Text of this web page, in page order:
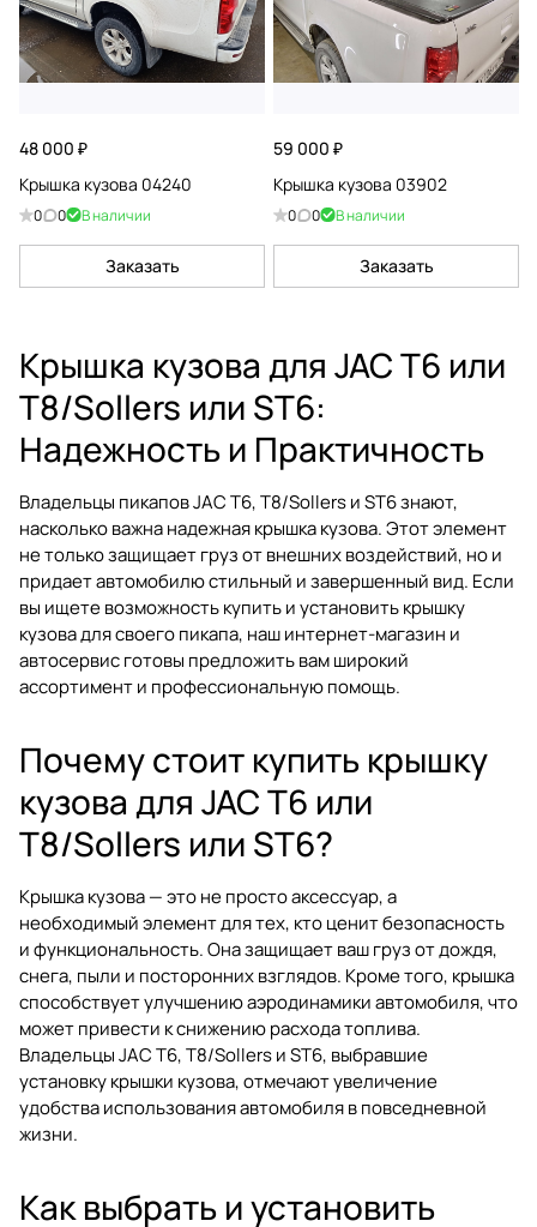
48 000 ₽
Крышка кузова 04240
0 0 В наличии
Заказать
59 000 ₽
Крышка кузова 03902
0 0 В наличии
Заказать
Крышка кузова для JAC T6 или
T8/Sollers или ST6:
Надежность и Практичность
Владельцы пикапов JAC T6, T8/Sollers и ST6 знают,
насколько важна надежная крышка кузова. Этот элемент
не только защищает груз от внешних воздействий, но и
придает автомобилю стильный и завершенный вид. Если
вы ищете возможность купить и установить крышку
кузова для своего пикапа, наш интернет-магазин и
автосервис готовы предложить вам широкий
ассортимент и профессиональную помощь.
Почему стоит купить крышку
кузова для JAC T6 или
T8/Sollers или ST6?
Крышка кузова — это не просто аксессуар, а
необходимый элемент для тех, кто ценит безопасность
и функциональность. Она защищает ваш груз от дождя,
снега, пыли и посторонних взглядов. Кроме того, крышка
способствует улучшению аэродинамики автомобиля, что
может привести к снижению расхода топлива.
Владельцы JAC T6, T8/Sollers и ST6, выбравшие
установку крышки кузова, отмечают увеличение
удобства использования автомобиля в повседневной
жизни.
Как выбрать и установить